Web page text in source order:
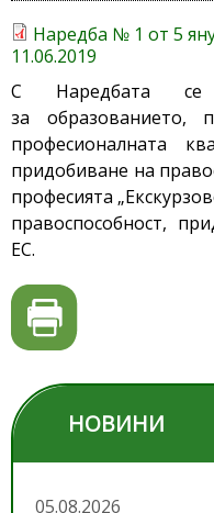
Наредба № 1 от 5
11.06.2019
С Наредбата се
за образованието,
професионалната
придобиване на
професията
правоспособност,
ЕС.
НОВИНИ
05.08.2026